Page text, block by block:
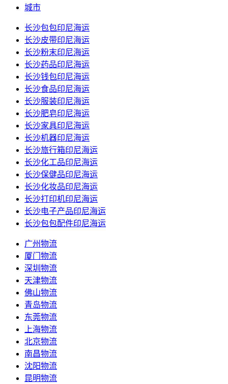
城市
长沙包包印尼海运
长沙皮带印尼海运
长沙粉末印尼海运
长沙药品印尼海运
长沙钱包印尼海运
长沙食品印尼海运
长沙服装印尼海运
长沙肥皂印尼海运
长沙家具印尼海运
长沙机器印尼海运
长沙旅行箱印尼海运
长沙化工品印尼海运
长沙保健品印尼海运
长沙化妆品印尼海运
长沙打印机印尼海运
长沙电子产品印尼海运
长沙包包配件印尼海运
广州物流
厦门物流
深圳物流
天津物流
佛山物流
青岛物流
东莞物流
上海物流
北京物流
南昌物流
沈阳物流
昆明物流